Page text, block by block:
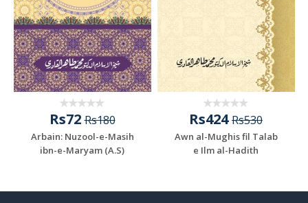
Rs72Rs180
Arbain: Nuzool-e-Masih
ibn-e-Maryam (A.S)
Rs424Rs530
Awn al-Mughis fil Talab
e Ilm al-Hadith